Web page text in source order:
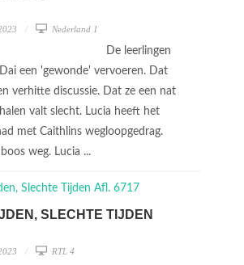
Nederland 1
De leerlingen
een 'gewonde' vervoeren. Dat
verhitte discussie. Dat ze een nat
valt slecht. Lucia heeft het
met Caithlins wegloopgedrag.
weg. Lucia ...
SLECHTE TIJDEN
RTL 4